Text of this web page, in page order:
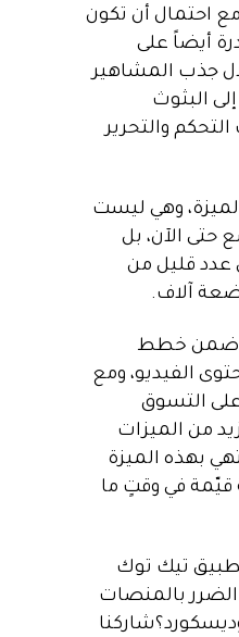
احتمال أن تكون
أيضاً على
جذب المشاهير
البثوث
والتحرير
الميزة، وهي ليست
حتى الآن، بل
عدد قليل من
آلاف.
ضمن خطط
الفيديو، ومع
التسوق
من الميزات
بهذه الميزة
قيّمة في وقتٍ ما
تيك توك
بالمنصات